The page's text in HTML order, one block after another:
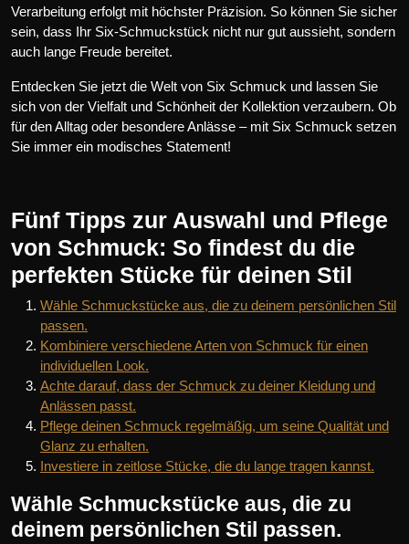
Verarbeitung erfolgt mit höchster Präzision. So können Sie sicher
sein, dass Ihr Six-Schmuckstück nicht nur gut aussieht, sondern
auch lange Freude bereitet.
Entdecken Sie jetzt die Welt von Six Schmuck und lassen Sie
sich von der Vielfalt und Schönheit der Kollektion verzaubern. Ob
für den Alltag oder besondere Anlässe – mit Six Schmuck setzen
Sie immer ein modisches Statement!
Fünf Tipps zur Auswahl und Pflege
von Schmuck: So findest du die
perfekten Stücke für deinen Stil
Wähle Schmuckstücke aus, die zu deinem persönlichen Stil
passen.
Kombiniere verschiedene Arten von Schmuck für einen
individuellen Look.
Achte darauf, dass der Schmuck zu deiner Kleidung und
Anlässen passt.
Pflege deinen Schmuck regelmäßig, um seine Qualität und
Glanz zu erhalten.
Investiere in zeitlose Stücke, die du lange tragen kannst.
Wähle Schmuckstücke aus, die zu
deinem persönlichen Stil passen.